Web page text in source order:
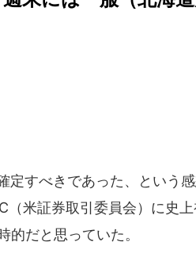
すべきであった、という
（米証券取引委員会）に史
だと思っていた。